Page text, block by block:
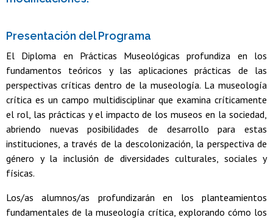
Presentación del Programa
El Diploma en Prácticas Museológicas profundiza en los
fundamentos teóricos y las aplicaciones prácticas de las
perspectivas críticas dentro de la museología. La museología
crítica es un campo multidisciplinar que examina críticamente
el rol, las prácticas y el impacto de los museos en la sociedad,
abriendo nuevas posibilidades de desarrollo para estas
instituciones, a través de la descolonización, la perspectiva de
género y la inclusión de diversidades culturales, sociales y
físicas.
Los/as alumnos/as profundizarán en los planteamientos
fundamentales de la museología crítica, explorando cómo los